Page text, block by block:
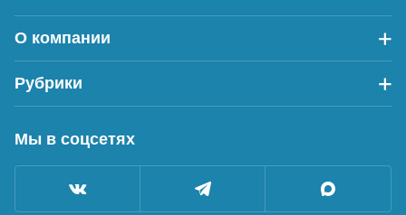
О компании
Рубрики
Мы в соцсетях